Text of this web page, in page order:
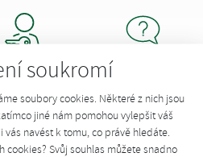
soukromí
soubory cookies. Některé z nich jsou
jiné nám pomohou vylepšit váš
vás navést k tomu, co právě hledáte.
cookies? Svůj souhlas můžete snadno
Členství
o stanici
Přihlaste se !